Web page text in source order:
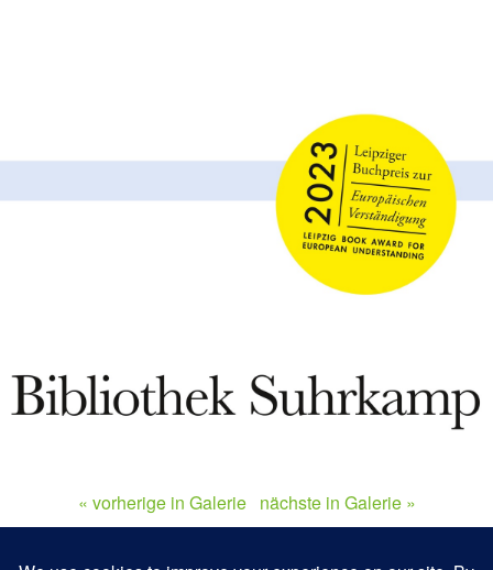
« vorherige in Galerie nächste in Galerie »